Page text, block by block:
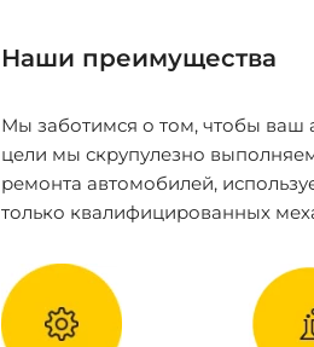
Наши преимущества
Мы заботимся о том, чтобы ваш
цели мы скрупулезно
ремонта автомобилей,
только квалифицированных